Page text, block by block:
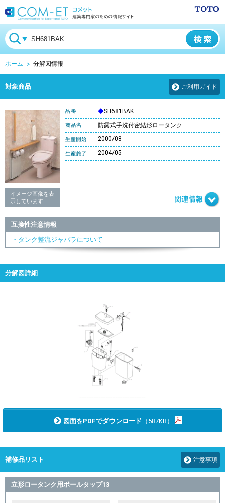
ホーム 分解図情報
対象商品 ご利用ガイド
イメージ画像を表
示しています
◆SH681BAK
防露式手洗付密結形ロータンク
2000/08
2004/05
互換性注意情報
・タンク整流ジャバラについて
分解図詳細
図面をPDFでダウンロード （587KB）
補修品リスト 注意事項
立形ロータンク用ボールタップ13